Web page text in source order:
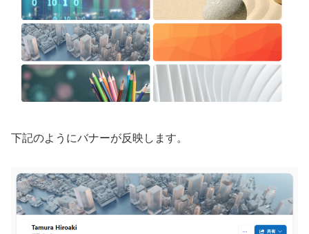
下記のようにバナーが反映します。